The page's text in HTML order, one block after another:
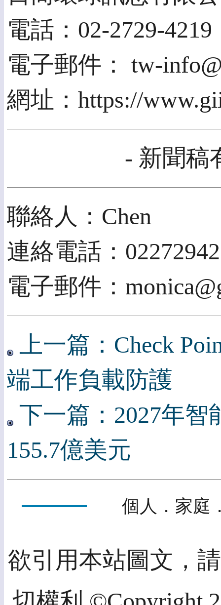
電話：02-2729-4219
電子郵件： tw-
網址：https://
- 新聞稿
聯絡人：Chen
連絡電話：
電子郵件：
上一篇：Check
端工作負載防護
下一篇：2027年
155.7億美元
個人．家庭
欲引用本站圖文，